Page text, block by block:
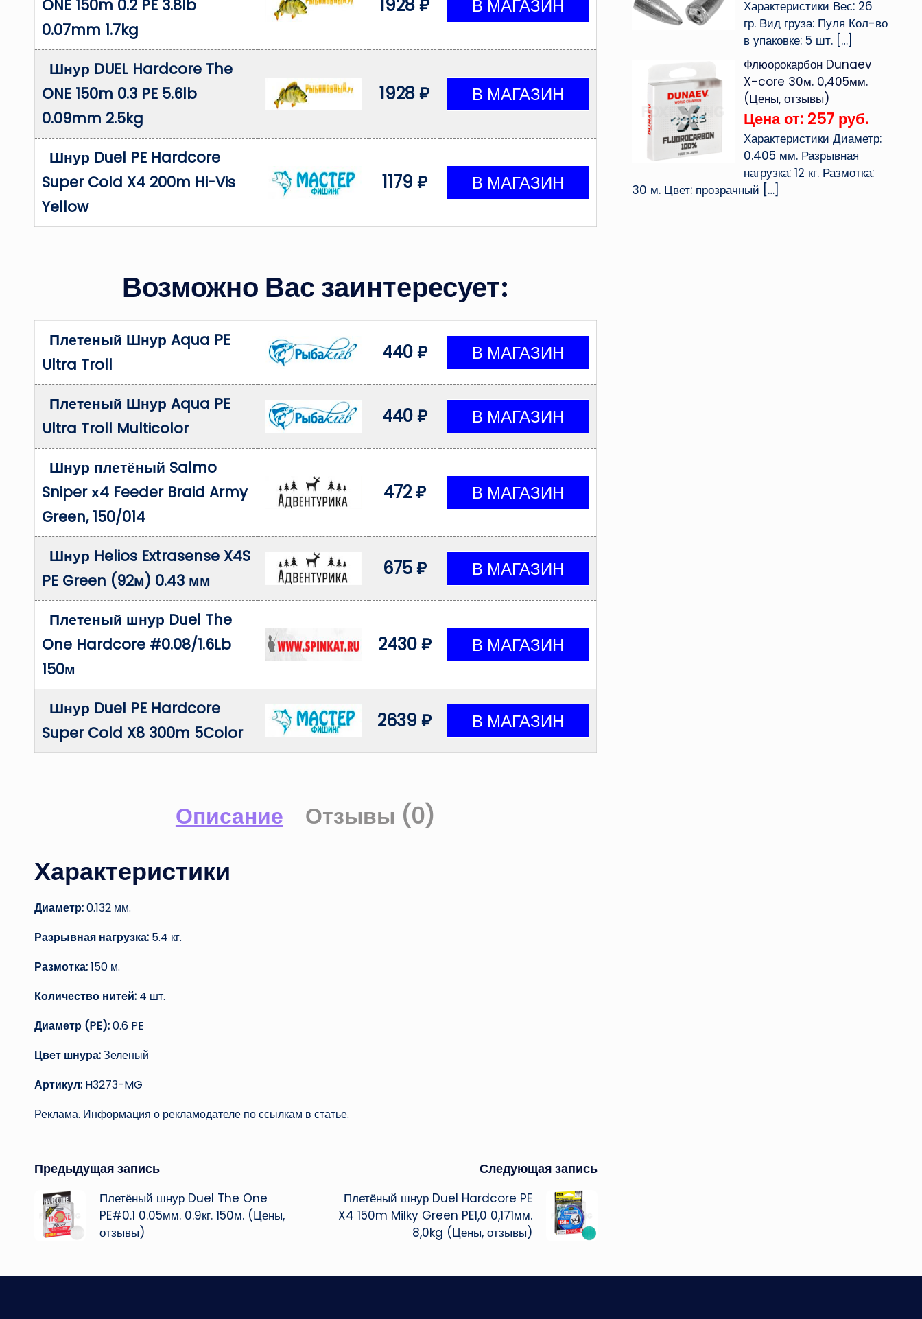
ONE 150m 0.2 PE 3.8lb
0.07mm 1.7kg
1928 ₽
Шнур DUEL Hardcore The
ONE 150m 0.3 PE 5.6lb
0.09mm 2.5kg
1928 ₽
Шнур Duel PE Hardcore
Super Cold X4 200m Hi-Vis
Yellow
1179 ₽
Возможно Вас заинтересует:
Плетеный Шнур Aqua PE
Ultra Troll
440 ₽
Плетеный Шнур Aqua PE
Ultra Troll Multicolor
440 ₽
Шнур плетёный Salmo
Sniper х4 Feeder Braid Army
Green, 150/014
472 ₽
Шнур Helios Extrasense X4S
PE Green (92м) 0.43 мм
675 ₽
Плетеный шнур Duel The
One Hardcore #0.08/1.6Lb
150м
2430 ₽
Шнур Duel PE Hardcore
Super Cold X8 300m 5Color
2639 ₽
Описание Отзывы (0)
Характеристики
Диаметр:0.132 мм.
Разрывная нагрузка: 5.4 кг.
Размотка:150 м.
Количество нитей: 4 шт.
Диаметр (PE):0.6 PE
Цвет шнура:Зеленый
Артикул: H3273-MG
Реклама. Информация о рекламодателе по ссылкам в статье.
Навигация
записи
Предыдущая запись
Плетёный шнур Duel The One
PE#0.1 0.05мм. 0.9кг. 150м. (Цены,
отзывы)
Следующая запись
Плетёный шнур Duel Hardcore PE
X4 150m Milky Green PE1,0 0,171мм.
8,0kg (Цены, отзывы)
Характеристики Вес: 26
гр. Вид груза: Пуля Кол-во
в упаковке: 5 шт.[…]
Флюорокарбон Dunaev
X-core 30м. 0,405мм.
(Цены, отзывы)
Цена от: 257 руб.
Характеристики Диаметр:
0.405 мм. Разрывная
нагрузка: 12 кг. Размотка:
30 м. Цвет: прозрачный […]